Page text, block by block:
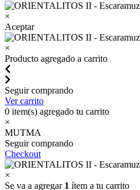
×
Aceptar
×
Producto agregado a carrito
Seguir comprando
Ver carrito
0 item(s) agregado tu carrito
×
MUTMA
Seguir comprando
Checkout
×
Se va a agregar 1 ítem a tu carrito